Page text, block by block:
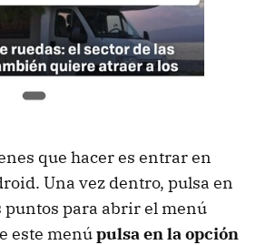
que hacer es entrar en
Una vez dentro, pulsa en
para abrir el menú
este menúpulsa en la opción